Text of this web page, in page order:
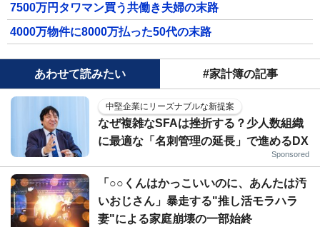
7500万円タワマン買う共働き夫婦の末路
4000万物件に8000万払った50代の末路
あわせて読みたい #家計簿の記事
中堅企業にリーズナブルな新提案
なぜ複雑なSFAは挫折する？少人数組織
に最適な「名刺管理の延長」で進めるDX
Sponsored
「○○くんはかっこいいのに、あんたは汚
いおじさん」暴走する"推し活モラハラ
妻"による家庭崩壊の一部始終